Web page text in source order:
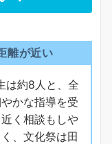
離が近い
は約8人と、全
かな指導を受
く相談もしや
、文化祭は田